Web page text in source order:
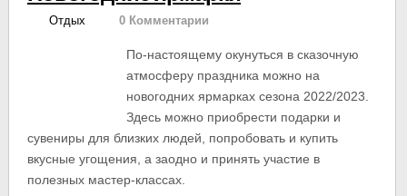
Отдых 0 Комментарии
По-настоящему окунуться в сказочную
атмосферу праздника можно на
новогодних ярмарках сезона 2022/2023.
Здесь можно приобрести подарки и
сувениры для близких людей, попробовать и купить
вкусные угощения, а заодно и принять участие в
полезных мастер-классах.